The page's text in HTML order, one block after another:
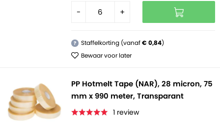
- +
? Staffelkorting (vanaf€ 0,84)
Bewaar voor later
PP Hotmelt Tape (NAR), 28 micron, 75
mm x 990 meter, Transparant
1 review